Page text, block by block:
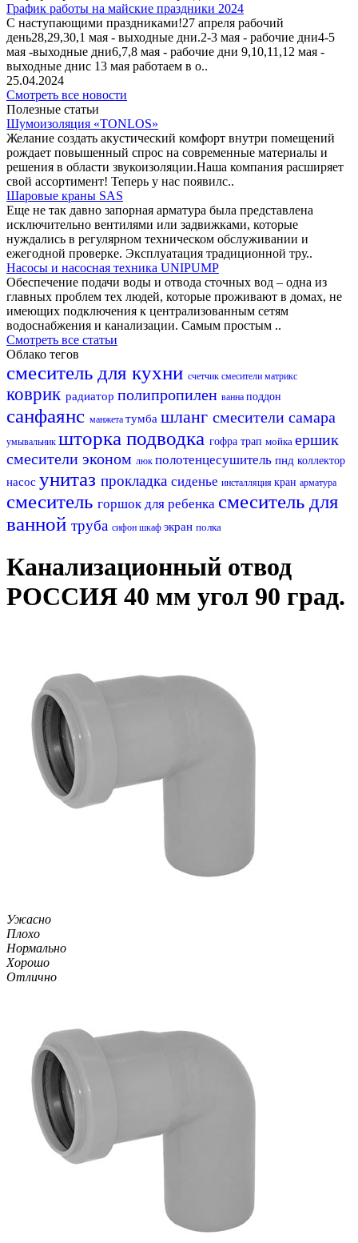
График работы на майские праздники 2024
С наступающими праздниками!27 апреля рабочий
день28,29,30,1 мая - выходные дни.2-3 мая - рабочие дни4-5
мая -выходные дни6,7,8 мая - рабочие дни 9,10,11,12 мая -
выходные днис 13 мая работаем в о..
25.04.2024
Смотреть все новости
Полезные статьи
Шумоизоляция «TONLOS»
Желание создать акустический комфорт внутри помещений
рождает повышенный спрос на современные материалы и
решения в области звукоизоляции.Наша компания расширяет
свой ассортимент! Теперь у нас появилс..
Шаровые краны SAS
Еще не так давно запорная арматура была представлена
исключительно вентилями или задвижками, которые
нуждались в регулярном техническом обслуживании и
ежегодной проверке. Эксплуатация традиционной тру..
Насосы и насосная техника UNIPUMP
Обеспечение подачи воды и отвода сточных вод – одна из
главных проблем тех людей, которые проживают в домах, не
имеющих подключения к централизованным сетям
водоснабжения и канализации. Самым простым ..
Смотреть все статьи
Облако тегов
смеситель для кухни счетчик смесители матрикс
коврик радиатор полипропилен ванна поддон
санфаянс манжета тумба шланг смесители самара
умывальник шторка подводка гофра трап мойка ершик
смесители эконом люк полотенцесушитель пнд коллектор
насос унитаз прокладка сиденье инсталляция кран арматура
смеситель горшок для ребенка смеситель для
ванной труба сифон шкаф экран полка
Канализационный отвод
РОССИЯ 40 мм угол 90 град.
Ужасно
Плохо
Нормально
Хорошо
Отлично